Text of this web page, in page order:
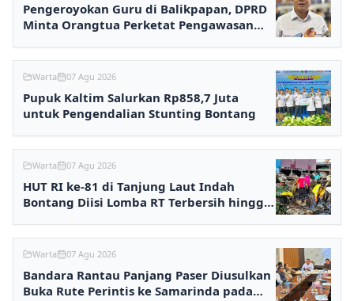
Pengeroyokan Guru di Balikpapan, DPRD
Minta Orangtua Perketat Pengawasan
Warta 07 Agu 2026
Pupuk Kaltim Salurkan Rp858,7 Juta
untuk Pengendalian Stunting Bontang
Warta 07 Agu 2026
HUT RI ke-81 di Tanjung Laut Indah
Bontang Diisi Lomba RT Terbersih hingga
Warta 07 Agu 2026
Bandara Rantau Panjang Paser Diusulkan
Buka Rute Perintis ke Samarinda pada